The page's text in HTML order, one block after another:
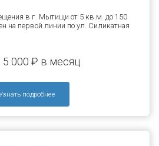
в г. Мытищи от 5 кв.м. до 150
на первой линии по ул. Силикатная
5 000 ₽ в месяц
подробнее